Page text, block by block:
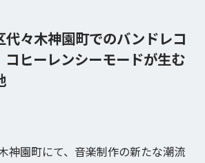
代々木神園町でのバンドレコ
コヒーレンシーモードが生む
神園町にて、音楽制作の新たな潮流